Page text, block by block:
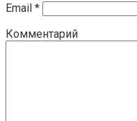
Email *
Комментарий